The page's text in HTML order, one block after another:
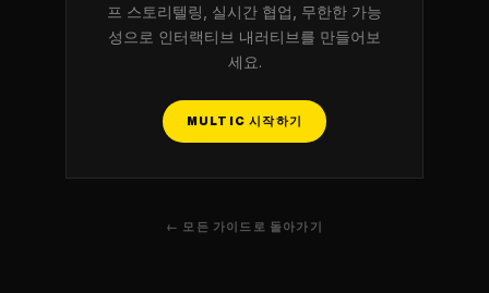
프 스토리텔링, 실시간 협업, 무한한 가능
성으로 인터랙티브 내러티브를 만들어보
세요.
MULTIC 시작하기
← 모든 가이드로 돌아가기